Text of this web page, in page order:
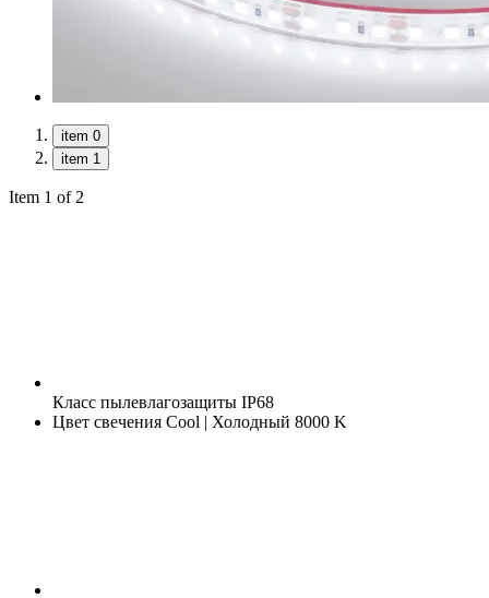
item 0
item 1
Item 1 of 2
Класс пылевлагозащиты IP68
Цвет свечения Cool | Холодный 8000 K